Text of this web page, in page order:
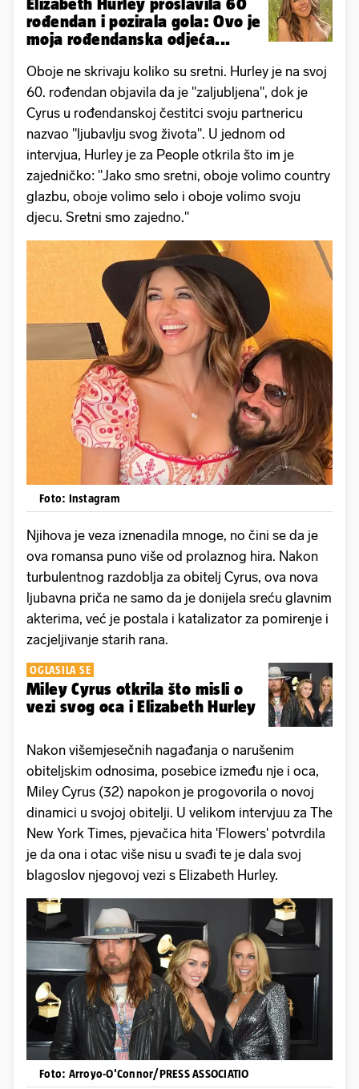
Elizabeth Hurley proslavila 60
rođendan i pozirala gola: Ovo je
moja rođendanska odjeća...
Oboje ne skrivaju koliko su sretni. Hurley je na svoj
60. rođendan objavila da je "zaljubljena", dok je
Cyrus u rođendanskoj čestitci svoju partnericu
nazvao "ljubavlju svog života". U jednom od
intervjua, Hurley je za People otkrila što im je
zajedničko: "Jako smo sretni, oboje volimo country
glazbu, oboje volimo selo i oboje volimo svoju
djecu. Sretni smo zajedno."
Foto: Instagram
Njihova je veza iznenadila mnoge, no čini se da je
ova romansa puno više od prolaznog hira. Nakon
turbulentnog razdoblja za obitelj Cyrus, ova nova
ljubavna priča ne samo da je donijela sreću glavnim
akterima, već je postala i katalizator za pomirenje i
zacjeljivanje starih rana.
OGLASILA SE
Miley Cyrus otkrila što misli o
vezi svog oca i Elizabeth Hurley
Nakon višemjesečnih nagađanja o narušenim
obiteljskim odnosima, posebice između nje i oca,
Miley Cyrus (32) napokon je progovorila o novoj
dinamici u svojoj obitelji. U velikom intervjuu za The
New York Times, pjevačica hita 'Flowers' potvrdila
je da ona i otac više nisu u svađi te je dala svoj
blagoslov njegovoj vezi s Elizabeth Hurley.
Foto: Arroyo-O'Connor/PRESS ASSOCIATIO